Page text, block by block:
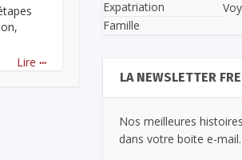
Lire ...
Expatriation
Famille
LA NEWSLETTER
Nos meilleures
dans votre boite e-mail.